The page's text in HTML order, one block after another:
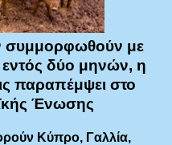
συμμορφωθούν με
εντός δύο μηνών, η
παραπέμψει στο
Ένωσης
Κύπρο, Γαλλία,